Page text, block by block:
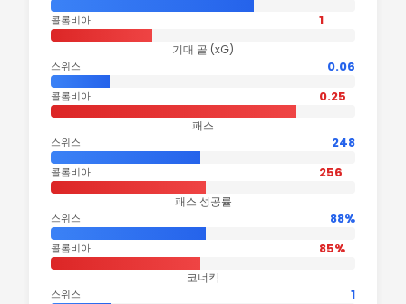
콜롬비아 1
기대 골 (xG)
스위스 0.06
콜롬비아 0.25
패스
스위스 248
콜롬비아 256
패스 성공률
스위스 88%
콜롬비아 85%
코너킥
스위스 1